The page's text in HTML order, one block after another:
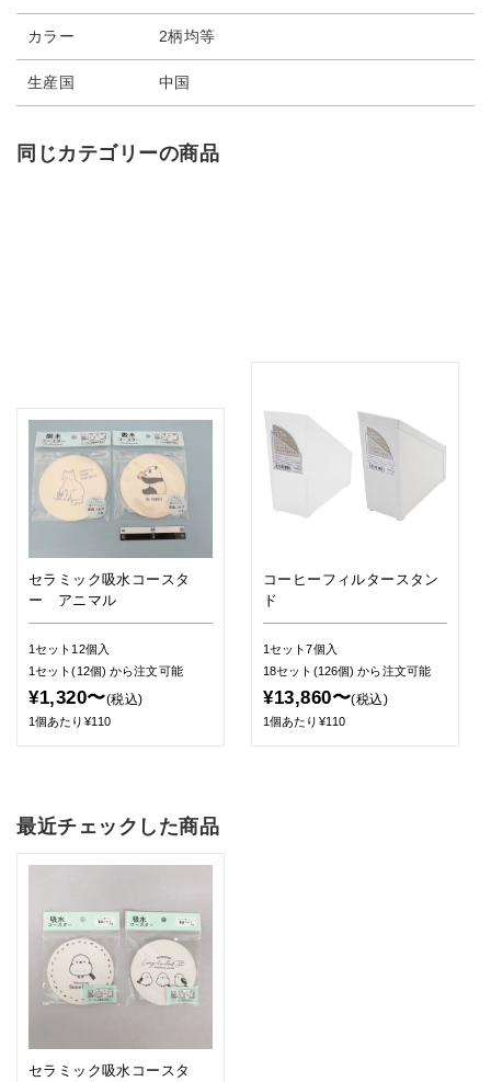
カラー 2柄均等
生産国 中国
同じカテゴリーの商品
セラミック吸水コースタ
ー アニマル
1セット12個入
1セット(12個)から注文可能
¥1,320〜(税込)
1個あたり¥110
コーヒーフィルタースタン
ド
1セット7個入
18セット(126個)から注文可能
¥13,860〜(税込)
1個あたり¥110
最近チェックした商品
セラミック吸水コースタ